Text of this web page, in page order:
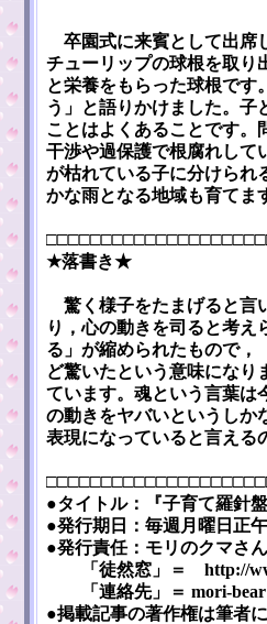
卒園式に来賓として出席
チューリップの球根を取り
と栄養をもらった球根です
う」と語りかけました。子
ことはよくあることです。
干渉や過保護で根腐れして
が枯れている子に分けられ
かな雨となる地域も育てま
★落書き★
驚く様子をたまげると言
り，心の動きを司ると考え
る」が縮められたもので，
ど驚いたという意味になり
ています。魂という言葉は
の動きをヤバいというしか
表現になっていると言える
●タイトル：『子育て羅針
●発行期日：毎週月曜日正
●発行責任：モリのクマさ
「徒然窓」＝ http://
「連絡先」＝ mori-
●掲載記事の著作権は筆者